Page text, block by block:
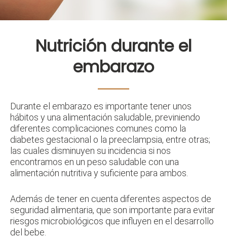
Nutrición durante el
embarazo
Durante el embarazo es importante tener unos
hábitos y una alimentación saludable, previniendo
diferentes complicaciones comunes como la
diabetes gestacional o la preeclampsia, entre otras;
las cuales disminuyen su incidencia si nos
encontramos en un peso saludable con una
alimentación nutritiva y suficiente para ambos.
Además de tener en cuenta diferentes aspectos de
seguridad alimentaria, que son importante para evitar
riesgos microbiológicos que influyen en el desarrollo
del bebe.